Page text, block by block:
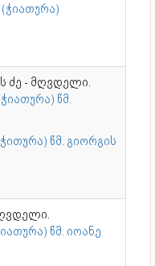
ძე - მღვდელი.
წმ.
წმ. გიორგის
წმ. იოანე